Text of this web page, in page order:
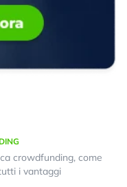
crowdfunding, come
i vantaggi